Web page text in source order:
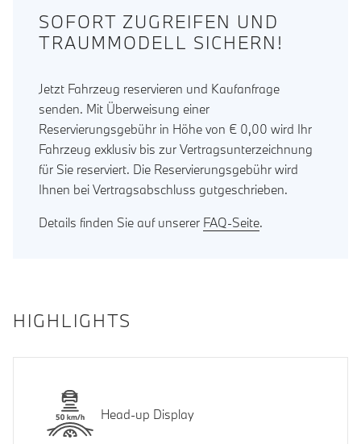
SOFORT ZUGREIFEN UND
TRAUMMODELL SICHERN!
Jetzt Fahrzeug reservieren und Kaufanfrage
senden. Mit Überweisung einer
Reservierungsgebühr in Höhe von € 0,00 wird Ihr
Fahrzeug exklusiv bis zur Vertragsunterzeichnung
für Sie reserviert. Die Reservierungsgebühr wird
Ihnen bei Vertragsabschluss gutgeschrieben.
Details finden Sie auf unserer FAQ-Seite.
HIGHLIGHTS
Head-up Display